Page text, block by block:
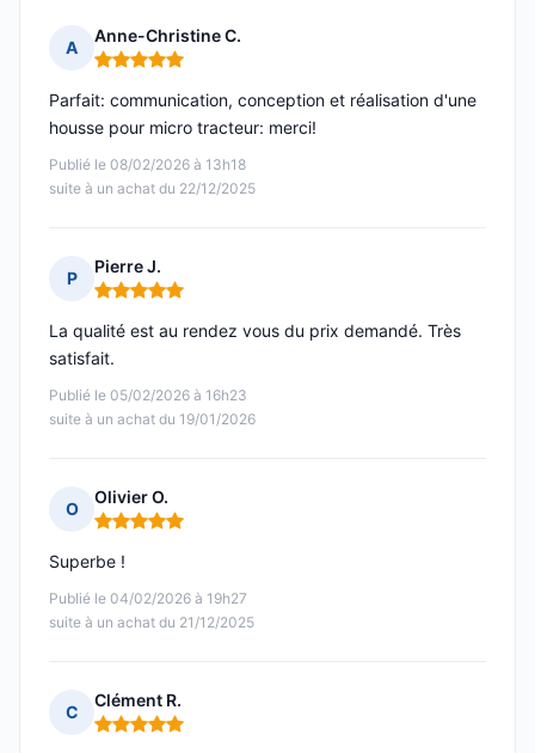
A
Anne-Christine C.
Note : 5 sur 5
Publié le 08/02/2026 à 13h18
suite à un achat du 22/12/2025
Parfait: communication, conception et réalisation d'une
housse pour micro tracteur: merci!
P
Pierre J.
Note : 5 sur 5
Publié le 05/02/2026 à 16h23
suite à un achat du 19/01/2026
La qualité est au rendez vous du prix demandé. Très
satisfait.
O
Olivier O.
Note : 5 sur 5
Publié le 04/02/2026 à 19h27
suite à un achat du 21/12/2025
Superbe !
C
Clément R.
Note : 5 sur 5